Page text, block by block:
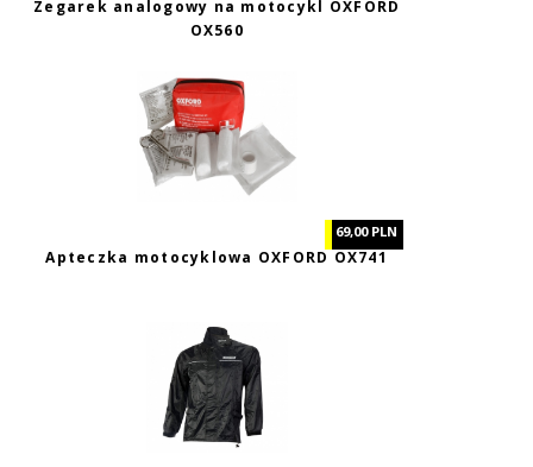
Zegarek analogowy na motocykl OXFORD
OX560
69,00 PLN
Apteczka motocyklowa OXFORD OX741